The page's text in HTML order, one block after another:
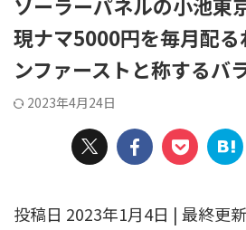
現ナマ5000円を毎月配
ンファーストと称するバ
2023年4月24日
投稿日 2023年1月4日 | 最終更